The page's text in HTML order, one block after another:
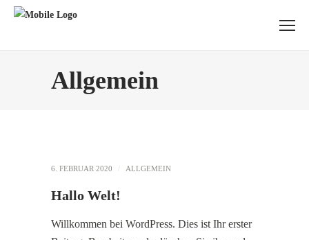
Allgemein
6. FEBRUAR 2020 ALLGEMEIN
Hallo Welt!
Willkommen bei WordPress. Dies ist Ihr erster